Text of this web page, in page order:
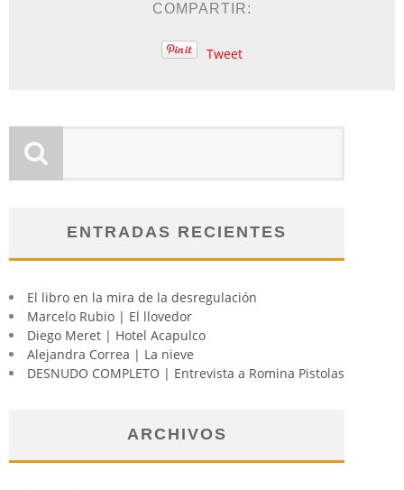
COMPARTIR:
Tweet
ENTRADAS RECIENTES
El libro en la mira de la desregulación
Marcelo Rubio | El llovedor
Diego Meret | Hotel Acapulco
Alejandra Correa | La nieve
DESNUDO COMPLETO | Entrevista a Romina Pistolas
ARCHIVOS